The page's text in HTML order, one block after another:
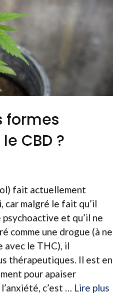
formes
CBD ?
fait actuellement
car malgré le fait qu’il
et qu’il ne
comme une drogue (à ne
avec le THC), il
thérapeutiques. Il est en
pour apaiser
c’est … Lire plus